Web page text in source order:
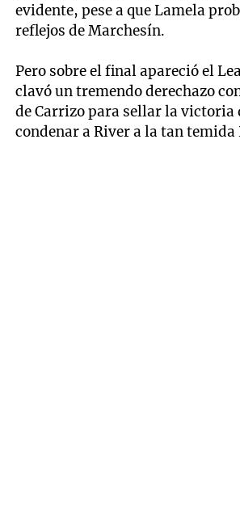
evidente, pese a que Lamela
reflejos de Marchesín.
Pero sobre el final apareció el
clavó un tremendo derechazo
de Carrizo para sellar la victoria
condenar a River a la tan temida